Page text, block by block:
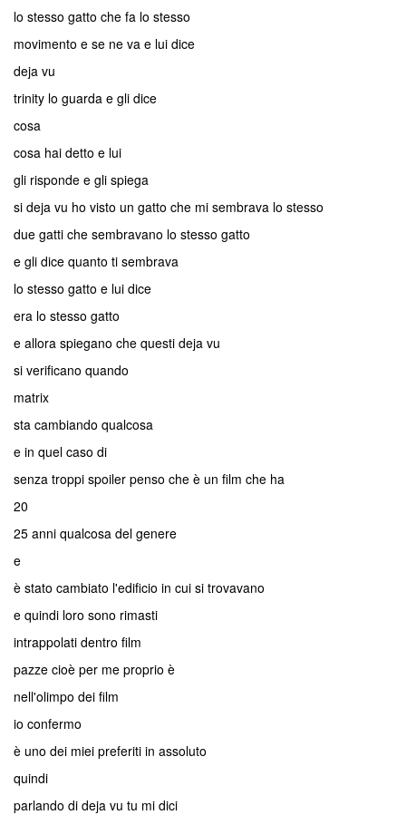
lo stesso gatto che fa lo stesso
movimento e se ne va e lui dice
deja vu
trinity lo guarda e gli dice
cosa
cosa hai detto e lui
gli risponde e gli spiega
si deja vu ho visto un gatto che mi sembrava lo stesso
due gatti che sembravano lo stesso gatto
e gli dice quanto ti sembrava
lo stesso gatto e lui dice
era lo stesso gatto
e allora spiegano che questi deja vu
si verificano quando
matrix
sta cambiando qualcosa
e in quel caso di
senza troppi spoiler penso che è un film che ha
20
25 anni qualcosa del genere
e
è stato cambiato l'edificio in cui si trovavano
e quindi loro sono rimasti
intrappolati dentro film
pazze cioè per me proprio è
nell'olimpo dei film
io confermo
è uno dei miei preferiti in assoluto
quindi
parlando di deja vu tu mi dici